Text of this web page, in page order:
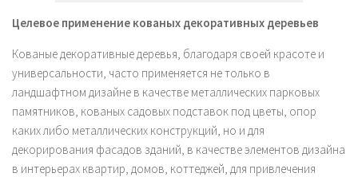
Целевое применение кованых декоративных деревьев
Кованые декоративные деревья, благодаря своей красоте и
универсальности, часто применяется не только в
ландшафтном дизайне в качестве металлических парковых
памятников, кованых садовых подставок под цветы, опор
каких либо металлических конструкций, но и для
декорирования фасадов зданий, в качестве элементов дизайна
в интерьерах квартир, домов, коттеджей, для привлечения